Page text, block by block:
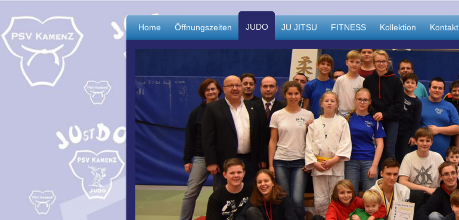
Home Öffnungszeiten JUDO JU JITSU FITNESS Kollektion Kontakt